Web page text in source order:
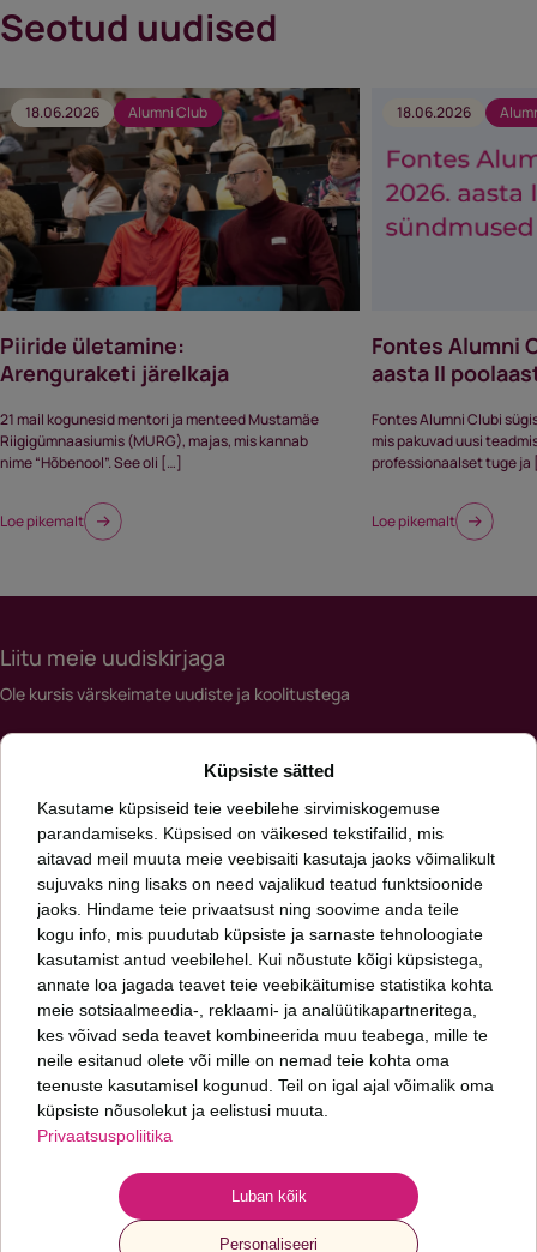
Seotud uudised
18.06.2026 Alumni Club
Piiride ületamine:
Arenguraketi järelkaja
21 mail kogunesid mentori ja menteed Mustamäe
Riigigümnaasiumis (MURG), majas, mis kannab
nime “Hõbenool”. See oli […]
Loe pikemalt
18.06.2026
Fontes Alumni
aasta II
Fontes Alumni Clubi
mis pakuvad uusi
professionaalset tuge
Loe pikemalt
Liitu meie uudiskirjaga
Ole kursis värskeimate uudiste ja koolitustega
Päringut saates nõustud meieprivaatsuspoliitikaga
Oleme talentide leidmise ja arendamise ning inimkapitali uurimise ettevõte.
Aitame kasvada sinul ja sinu organisatsioonil. Meid huvitab, kuidas läheb sinu
inimestel ja mis seisus on sinu organisatsioon.
Fontes PMP OÜ
+372 6 277 077
info@fontes.ee
11415 Tallinn
ESTONIA
Küpsiste sätted
Kasutame küpsiseid teie veebilehe sirvimiskogemuse
parandamiseks. Küpsised on väikesed tekstifailid, mis
aitavad meil muuta meie veebisaiti kasutaja jaoks võimalikult
sujuvaks ning lisaks on need vajalikud teatud funktsioonide
jaoks. Hindame teie privaatsust ning soovime anda teile
kogu info, mis puudutab küpsiste ja sarnaste tehnoloogiate
kasutamist antud veebilehel. Kui nõustute kõigi küpsistega,
annate loa jagada teavet teie veebikäitumise statistika kohta
meie sotsiaalmeedia-, reklaami- ja analüütikapartneritega,
kes võivad seda teavet kombineerida muu teabega, mille te
neile esitanud olete või mille on nemad teie kohta oma
teenuste kasutamisel kogunud. Teil on igal ajal võimalik oma
küpsiste nõusolekut ja eelistusi muuta.
Privaatsuspoliitika
Luban kõik
Personaliseeri